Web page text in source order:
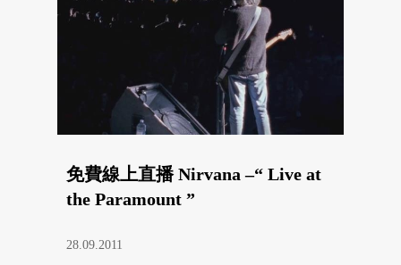
免費線上直播 Nirvana –“ Live at
the Paramount ”
28.09.2011